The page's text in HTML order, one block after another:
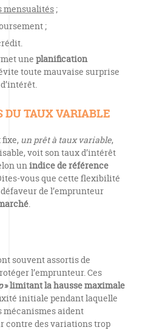
mensualités ;
;
une planification
toute mauvaise surprise
DU TAUX VARIABLE
fixe, un prêt à taux variable,
voit son taux d’intérêt
unindice de référence
vous que cette flexibilité
de l’emprunteur
.
souvent assortis de
l’emprunteur. Ces
» limitant la hausse maximale
initiale pendant laquelle
mécanismes aident
contre des variations trop